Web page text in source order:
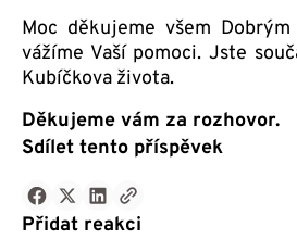
Moc děkujeme všem
vážíme Vaší pomoci. Jste
Kubíčkova života.
Děkujeme vám za rozhovor.
Sdílet tento příspěvek
Přidat reakci